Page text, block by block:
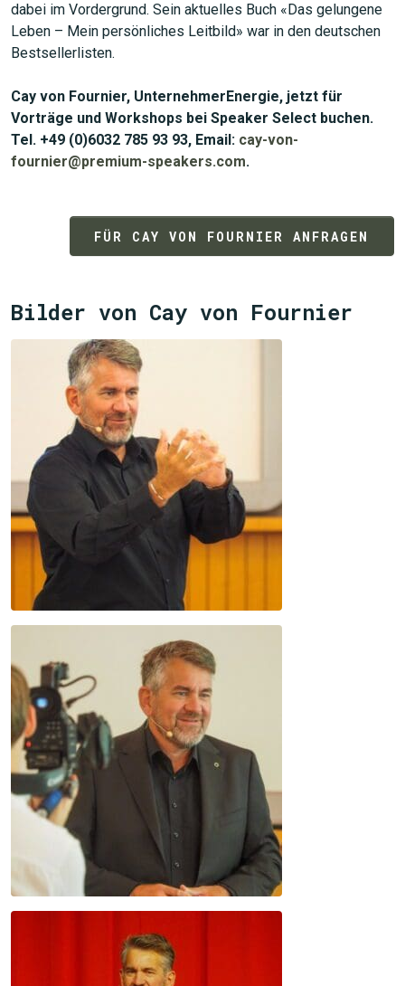
dabei im Vordergrund. Sein aktuelles Buch «Das gelungene
Leben – Mein persönliches Leitbild» war in den deutschen
Bestsellerlisten.
Cay von Fournier, UnternehmerEnergie, jetzt für
Vorträge und Workshops bei Speaker Select buchen.
Tel. +49 (0)6032 785 93 93, Email: cay-von-
fournier@premium-speakers.com.
FÜR CAY VON FOURNIER ANFRAGEN
Bilder von Cay von Fournier